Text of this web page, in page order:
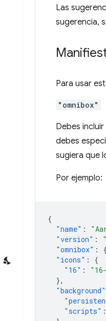
Las
sugerencia,
Para usar
"omnibox"
Debes
debes
sugiera que
Por ejemplo:
{
"name" :
"version" :
"omnibox" : {
"icons" :
{
"16" :
},
"background"
"scripts" :